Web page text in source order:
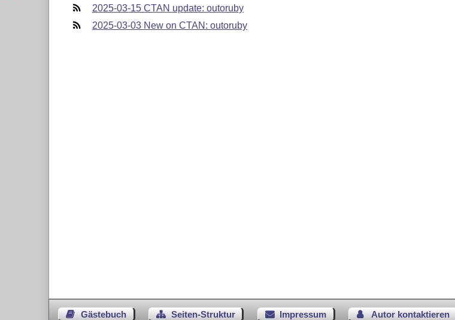
2025-03-15 CTAN update: outoruby
2025-03-03 New on CTAN: outoruby
Gästebuch Seiten-Struktur Impressum Autor kontaktieren